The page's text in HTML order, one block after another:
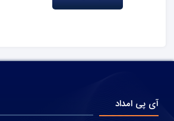
آی پی امداد